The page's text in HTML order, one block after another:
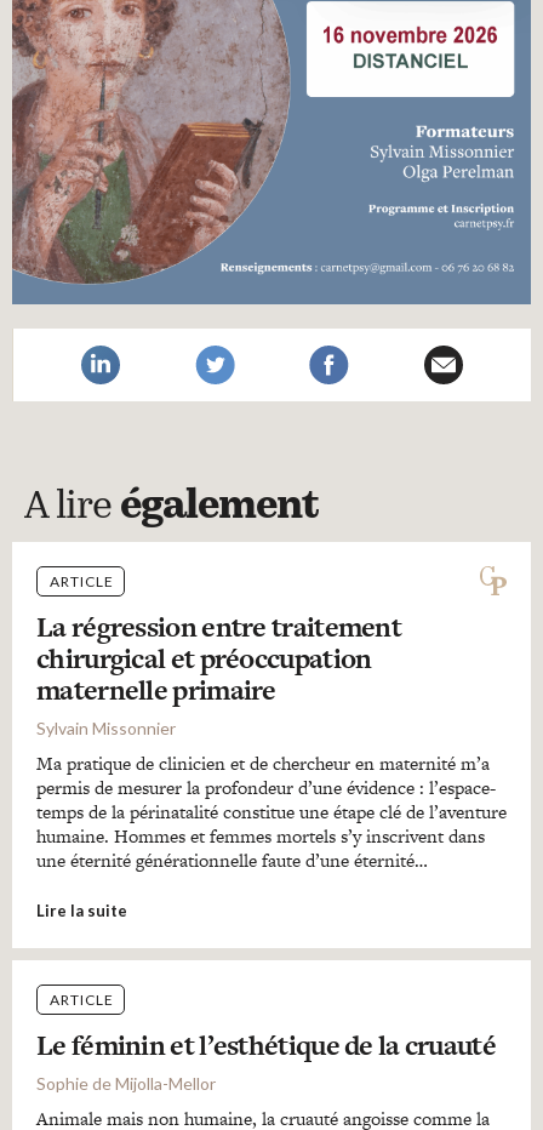
A lire également
ARTICLE
La régression entre traitement
chirurgical et préoccupation
maternelle primaire
Sylvain Missonnier
Ma pratique de clinicien et de chercheur en maternité m’a
permis de mesurer la profondeur d’une évidence : l’espace-
temps de la périnatalité constitue une étape clé de l’aventure
humaine. Hommes et femmes mortels s’y inscrivent dans
une éternité générationnelle faute d’une éternité…
Lire la suite
ARTICLE
Le féminin et l’esthétique de la cruauté
Sophie de Mijolla-Mellor
Animale mais non humaine, la cruauté angoisse comme la